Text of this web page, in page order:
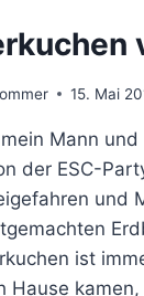
15. Mai
Mann
der ESC-
und
ist
Hause